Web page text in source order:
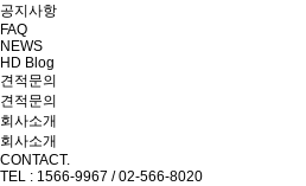
공지사항
FAQ
NEWS
HD Blog
견적문의
견적문의
회사소개
회사소개
CONTACT.
TEL : 1566-9967 / 02-566-8020